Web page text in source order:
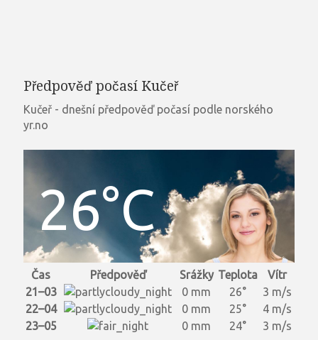
Předpověď počasí Kučeř
Kučeř - dnešní předpověď počasí podle norského
yr.no
26°C
Čas Předpověď Srážky Teplota
Vítr
21–03
0 mm 26°
3 m/s
22–04
0 mm 25°
4 m/s
23–05
0 mm 24° 3 m/s